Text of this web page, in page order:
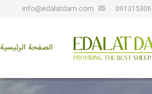
info@edalatdam.com
الصفحة الرئيسية